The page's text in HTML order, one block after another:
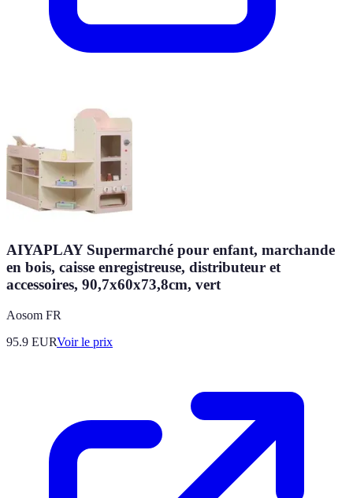
AIYAPLAY Supermarché pour enfant, marchande
en bois, caisse enregistreuse, distributeur et
accessoires, 90,7x60x73,8cm, vert
Aosom FR
95.9 EURVoir le prix